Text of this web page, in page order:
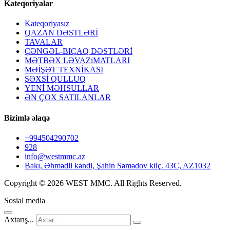
Kateqoriyalar
Kateqoriyasız
QAZAN DƏSTLƏRİ
TAVALAR
ÇƏNGƏL-BIÇAQ DƏSTLƏRİ
MƏTBƏX LƏVAZiMATLARI
MƏİŞƏT TEXNİKASI
ŞƏXSİ QULLUQ
YENİ MƏHSULLAR
ƏN ÇOX SATILANLAR
Bizimlə əlaqə
+994504290702
928
info@westmmc.az
Bakı, Əhmədli kəndi, Şahin Səmədov küç. 43C, AZ1032
Copyright © 2026 WEST MMC. All Rights Reserved.
Sosial media
Axtarış...